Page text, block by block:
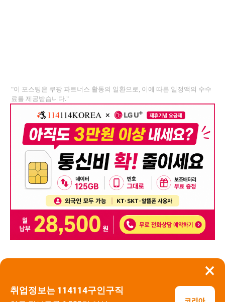
×
취업정보는 114114구인구직
"이 포스팅은 쿠팡 파트너스 활동의 일환으로, 이에 따른 일정액의 수수
료를 제공받습니다."